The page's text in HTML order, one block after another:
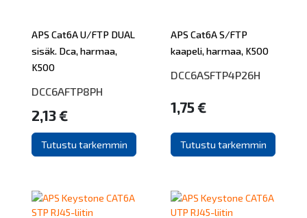
APS Cat6A U/FTP DUAL
sisäk. Dca, harmaa,
K500
DCC6AFTP8PH
2,13 €
Tutustu tarkemmin
APS Cat6A S/FTP
kaapeli, harmaa, K500
DCC6ASFTP4P26H
1,75 €
Tutustu tarkemmin